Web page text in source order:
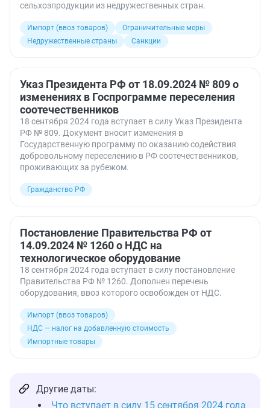
сельхозпродукции из недружественных стран.
Импорт (ввоз товаров)
Ограничительные меры
Недружественные страны
Санкции
Указ Президента РФ от 18.09.2024 № 809 о
изменениях в Госпрограмме переселения
соотечественников
18 сентября 2024 года вступает в силу Указ Президента
РФ № 809. Документ вносит изменения в
Государственную программу по оказанию содействия
добровольному переселению в РФ соотечественников,
проживающих за рубежом.
Гражданство РФ
Постановление Правительства РФ от
14.09.2024 № 1260 о НДС на
технологическое оборудование
18 сентября 2024 года вступает в силу постановление
Правительства РФ № 1260. Дополнен перечень
оборудования, ввоз которого освобожден от НДС.
Импорт (ввоз товаров)
НДС — налог на добавленную стоимость
Импортные товары
Другие даты:
Что вступает в силу 15 сентября 2024 года